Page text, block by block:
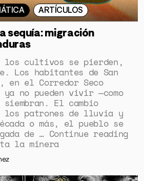
ARTÍCULOS
sequía: migración
los cultivos se pierden,
Los habitantes de San
en el Corredor Seco
ya no pueden vivir —como
El cambio
patrones de lluvia y
o más, el pueblo se
de … Continue reading
la minera